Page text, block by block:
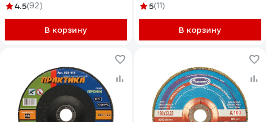
4.5(92)
В корзину
Р60 INOX (10шт) KAR-
5(11)
В корзину